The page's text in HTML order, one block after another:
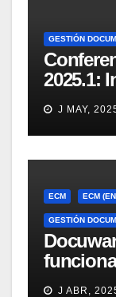
GESTIÓN
2025.1:
J MAY,
ECM ECM
GESTIÓN
gestión
J ABR,